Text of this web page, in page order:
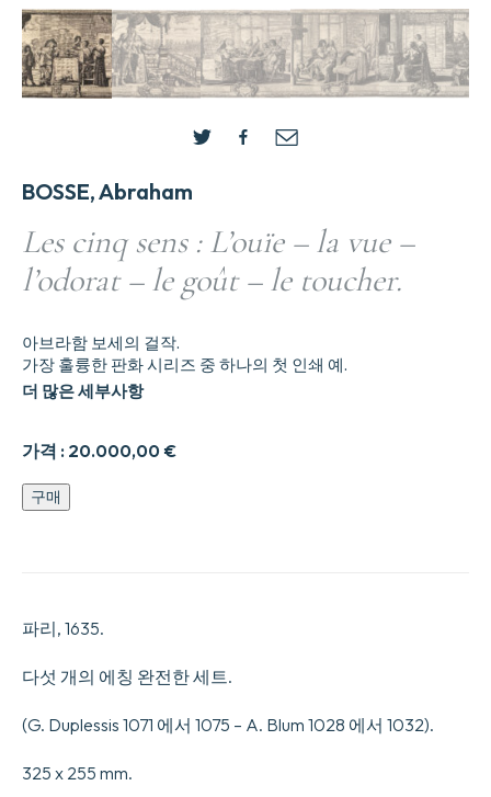
BOSSE, Abraham
Les cinq sens : L’ouïe – la vue –
l’odorat – le goût – le toucher.
가격 : 20.000,00 €
아브라함 보세의 걸작.
가장 훌륭한 판화 시리즈 중 하나의 첫 인쇄 예.
더 많은 세부사항
Les
cinq
vue
l’odorat
goût
le
구매
파리, 1635.
다섯 개의 에칭 완전한 세트.
(G. Duplessis 1071 에서 1075 – A. Blum 1028 에서 1032).
325 x 255 mm.